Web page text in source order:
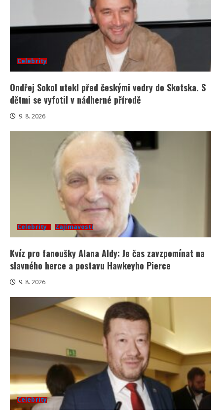
Celebrity
Ondřej Sokol utekl před českými vedry do Skotska. S
dětmi se vyfotil v nádherné přírodě
9. 8. 2026
Celebrity Zajímavosti
Kvíz pro fanoušky Alana Aldy: Je čas zavzpomínat na
slavného herce a postavu Hawkeyho Pierce
9. 8. 2026
Celebrity